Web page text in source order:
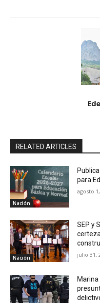
RELATED ARTICLES
Nación
para
agosto
Nación
SEP y
julio 31,